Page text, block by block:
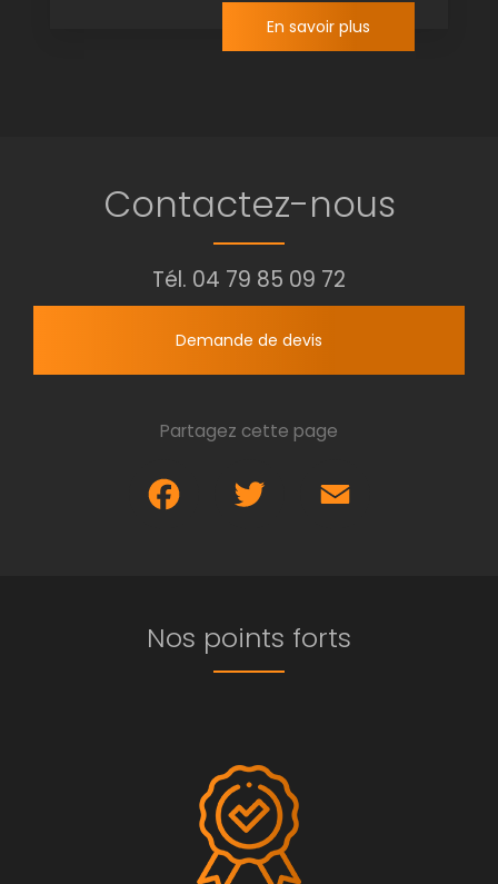
En savoir plus
Contactez-nous
Tél. 04 79 85 09 72
Demande de devis
Partagez cette page
Nos points forts